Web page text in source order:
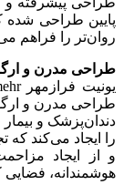
پایین طراحی شده
روان‌تر را فراهم
طراحی مدرن و
طراحی مدرن و
دندان‌پزشک و
را ایجاد می‌کند
و از ایجاد
هوشمندانه، فضایی